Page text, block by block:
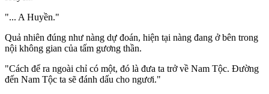
"... A Huyền."
Quả nhiên đúng như nàng dự đoán, hiện tại nàng đang ở bên trong
nội không gian của tấm gương thần.
"Cách để ra ngoài chỉ có một, đó là đưa ta trở về Nam Tộc. Đường
đến Nam Tộc ta sẽ đánh dấu cho ngươi."